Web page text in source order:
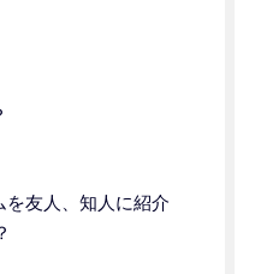
友人、知人に紹介